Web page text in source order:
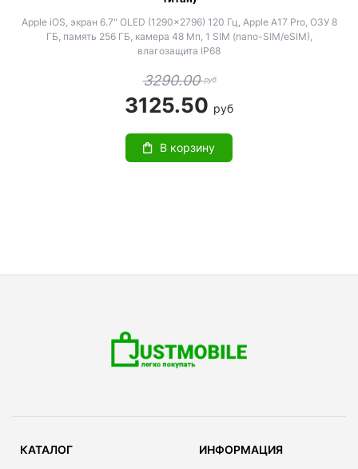
Apple iOS, экран 6.7" OLED (1290x2796) 120 Гц, Apple A17 Pro, ОЗУ 8
ГБ, память 256 ГБ, камера 48 Мп, 1 SIM (nano-SIM/eSIM),
влагозащита IP68
3290.00руб
3125.50 руб
В корзину
КАТАЛОГ ИНФОРМАЦИЯ